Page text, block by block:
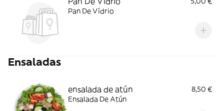
Pan De Vídrio
Ensaladas
ensalada de atún
8,50 €
Ensalada De Atún